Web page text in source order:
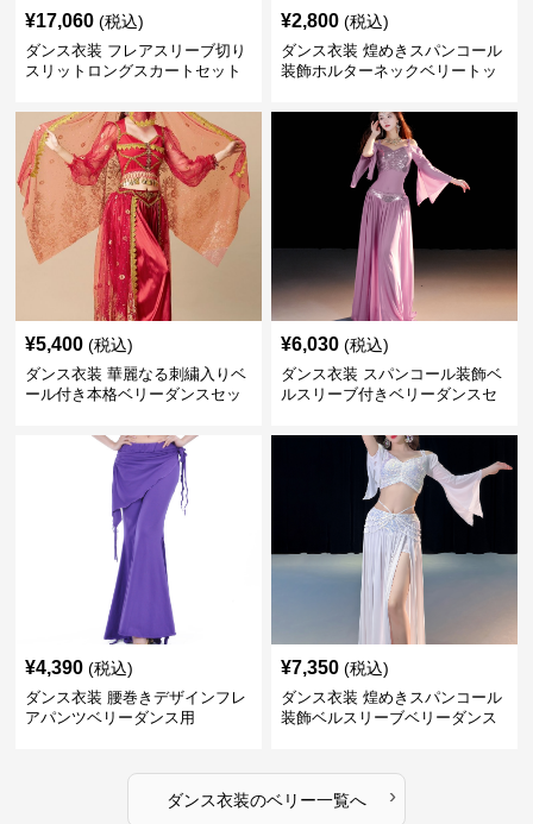
¥17,060 (税込)
ダンス衣装 フレアスリーブ切り
スリットロングスカートセット
¥2,800 (税込)
ダンス衣装 煌めきスパンコール
装飾ホルターネックベリートッ
¥5,400 (税込)
ダンス衣装 華麗なる刺繍入りベ
ール付き本格ベリーダンスセッ
¥6,030 (税込)
ダンス衣装 スパンコール装飾ベ
ルスリーブ付きベリーダンスセ
¥4,390 (税込)
ダンス衣装 腰巻きデザインフレ
アパンツベリーダンス用
¥7,350 (税込)
ダンス衣装 煌めきスパンコール
装飾ベルスリーブベリーダンス
ダンス衣装のベリー一覧へ ›